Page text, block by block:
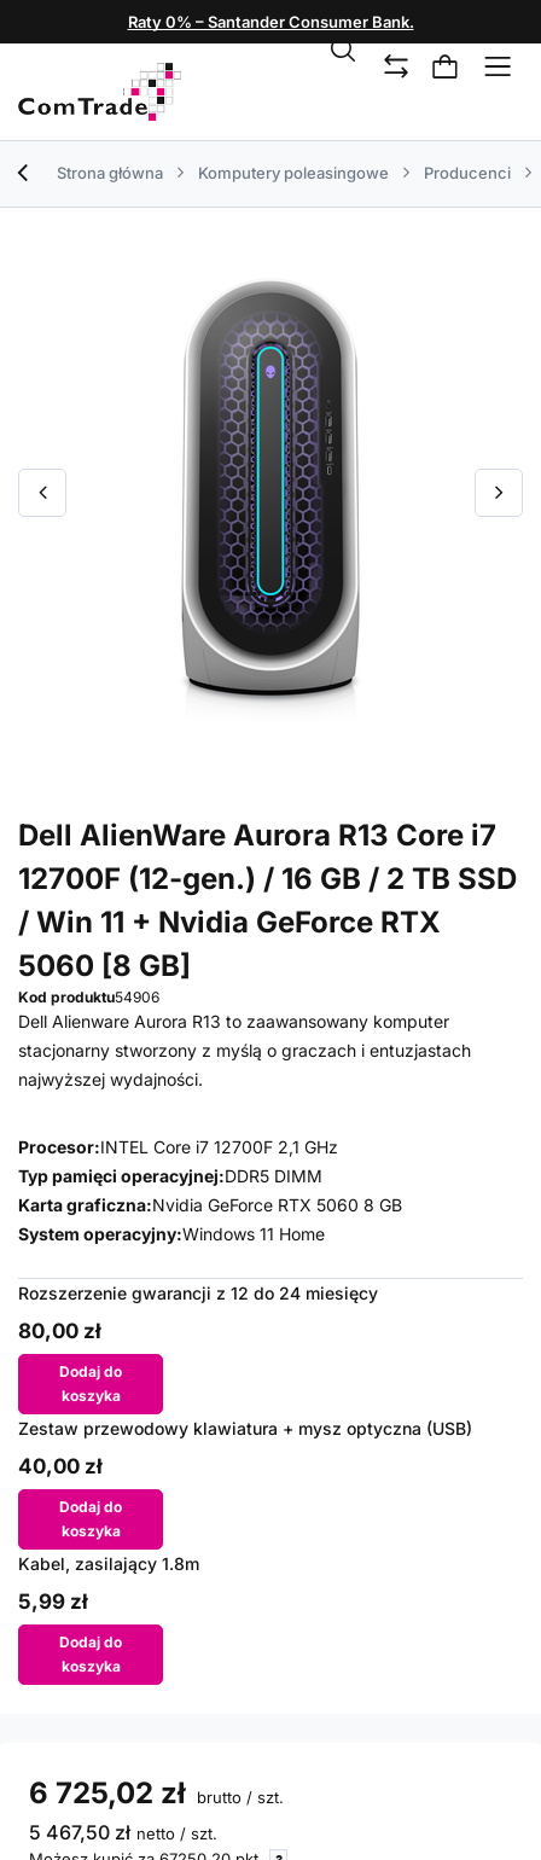
Raty 0% – Santander Consumer Bank.
Strona główna Komputery poleasingowe Producenci
Dell AlienWare Aurora R13 Core i7
12700F (12-gen.) / 16 GB / 2 TB SSD
/ Win 11 + Nvidia GeForce RTX
5060 [8 GB]
Kod produktu54906
Dell Alienware Aurora R13 to zaawansowany komputer
stacjonarny stworzony z myślą o graczach i entuzjastach
najwyższej wydajności.
Procesor:INTEL Core i7 12700F 2,1 GHz
Typ pamięci operacyjnej:DDR5 DIMM
Karta graficzna:Nvidia GeForce RTX 5060 8 GB
System operacyjny:Windows 11 Home
Rozszerzenie gwarancji z 12 do 24 miesięcy
80,00 zł
Dodaj do
koszyka
Zestaw przewodowy klawiatura + mysz optyczna (USB)
40,00 zł
Dodaj do
koszyka
Kabel, zasilający 1.8m
5,99 zł
Dodaj do
koszyka
6 725,02 zł brutto / szt.
5 467,50 zł netto / szt.